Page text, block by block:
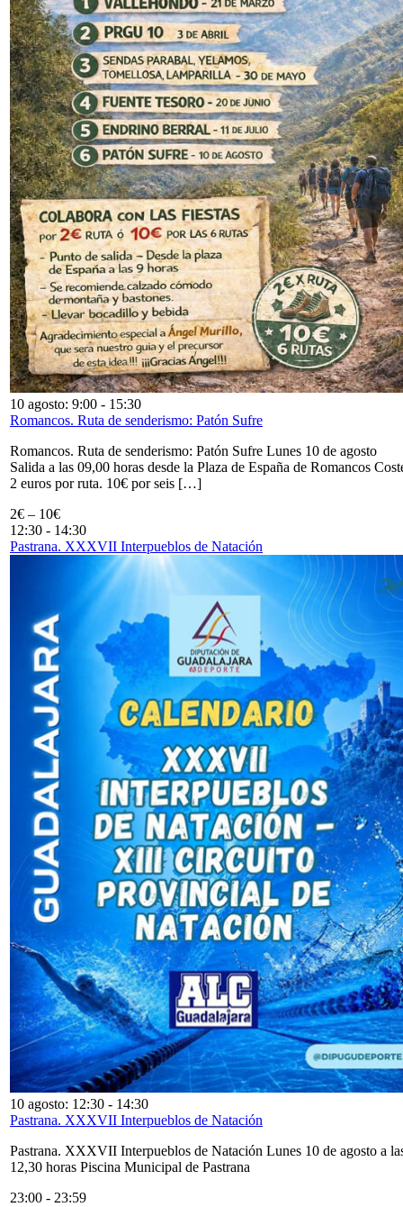
10 agosto: 9:00 - 15:30
Romancos. Ruta de senderismo: Patón Sufre
Romancos. Ruta de senderismo: Patón Sufre Lunes 10 de agosto
Salida a las 09,00 horas desde la Plaza de España de Romancos
2 euros por ruta. 10€ por seis […]
2€ – 10€
12:30 - 14:30
Pastrana. XXXVII Interpueblos de Natación
10 agosto: 12:30 - 14:30
Pastrana. XXXVII Interpueblos de Natación
Pastrana. XXXVII Interpueblos de Natación Lunes 10 de agosto a
12,30 horas Piscina Municipal de Pastrana
23:00 - 23:59